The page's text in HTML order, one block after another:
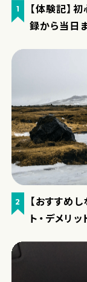
1
【体験記】
録から当日
2
【おすすめ
ト・デメリッ